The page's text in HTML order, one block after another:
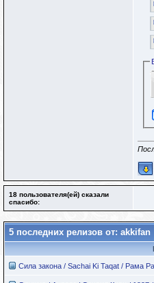
18 пользователя(ей) сказали
cпасибо:
5 последних релизов от: akkifan
Сила закона / Sachai Ki Taqat / Рама